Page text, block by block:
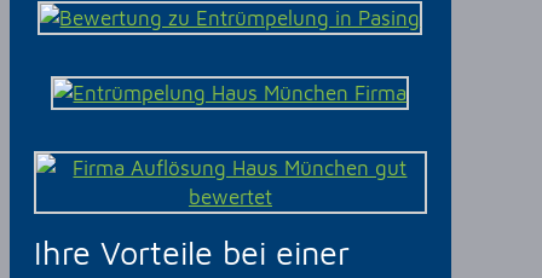
Ihre Vorteile bei einer